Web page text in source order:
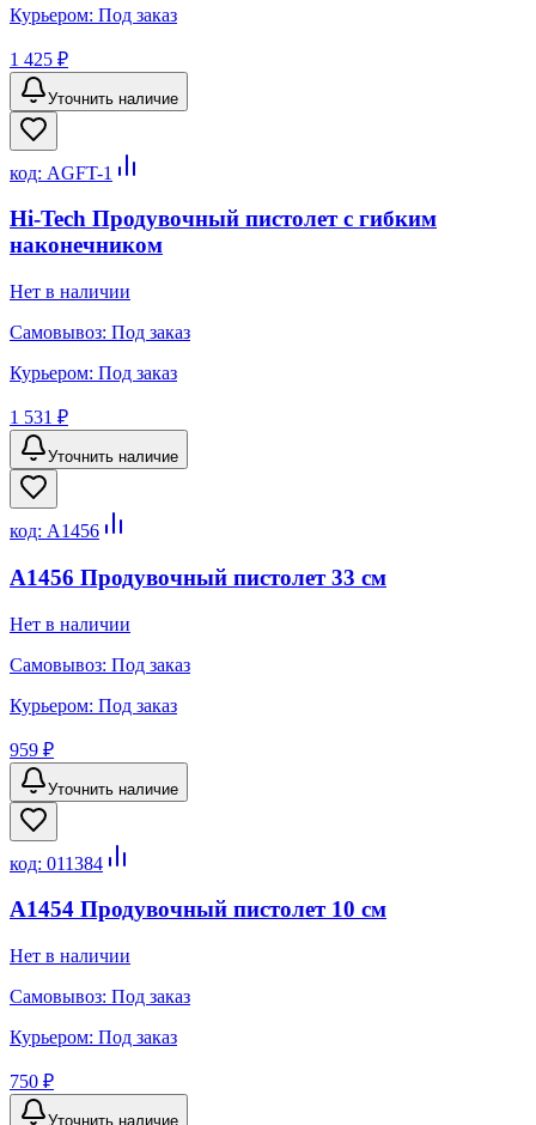
Курьером: Под заказ
1 425 ₽
Уточнить наличие
код: AGFT-1
Hi-Tech Продувочный пистолет с гибким
наконечником
Нет в наличии
Самовывоз: Под заказ
Курьером: Под заказ
1 531 ₽
Уточнить наличие
код: A1456
А1456 Продувочный пистолет 33 см
Нет в наличии
Самовывоз: Под заказ
Курьером: Под заказ
959 ₽
Уточнить наличие
код: 011384
А1454 Продувочный пистолет 10 см
Нет в наличии
Самовывоз: Под заказ
Курьером: Под заказ
750 ₽
Уточнить наличие